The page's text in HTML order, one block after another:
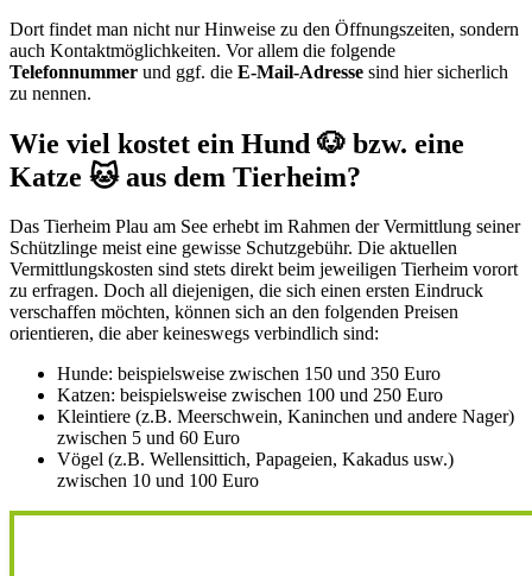
Dort findet man nicht nur Hinweise zu den Öffnungszeiten, sondern
auch Kontaktmöglichkeiten. Vor allem die folgende
Telefonnummer und ggf. die E-Mail-Adresse sind hier sicherlich
zu nennen.
Wie viel kostet ein Hund 🐶 bzw. eine
Katze 🐱 aus dem Tierheim?
Das Tierheim Plau am See erhebt im Rahmen der Vermittlung seiner
Schützlinge meist eine gewisse Schutzgebühr. Die aktuellen
Vermittlungskosten sind stets direkt beim jeweiligen Tierheim vorort
zu erfragen. Doch all diejenigen, die sich einen ersten Eindruck
verschaffen möchten, können sich an den folgenden Preisen
orientieren, die aber keineswegs verbindlich sind:
Hunde: beispielsweise zwischen 150 und 350 Euro
Katzen: beispielsweise zwischen 100 und 250 Euro
Kleintiere (z.B. Meerschwein, Kaninchen und andere Nager)
zwischen 5 und 60 Euro
Vögel (z.B. Wellensittich, Papageien, Kakadus usw.)
zwischen 10 und 100 Euro